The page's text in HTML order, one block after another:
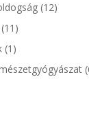
(12)
(11)
(1)